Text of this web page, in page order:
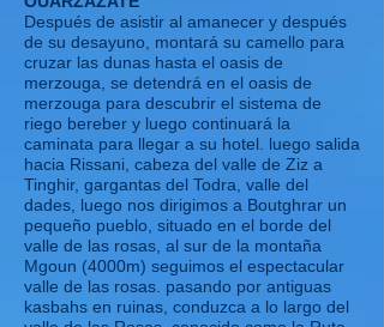
Después de asistir al amanecer y después
de su desayuno, montará su camello para
cruzar las dunas hasta el oasis de
merzouga, se detendrá en el oasis de
merzouga para descubrir el sistema de
riego bereber y luego continuará la
caminata para llegar a su hotel. luego salida
hacia Rissani, cabeza del valle de Ziz a
Tinghir, gargantas del Todra, valle del
dades, luego nos dirigimos a Boutghrar un
pequeño pueblo, situado en el borde del
valle de las rosas, al sur de la montaña
Mgoun (4000m) seguimos el espectacular
valle de las rosas. pasando por antiguas
kasbahs en ruinas, conduzca a lo largo del